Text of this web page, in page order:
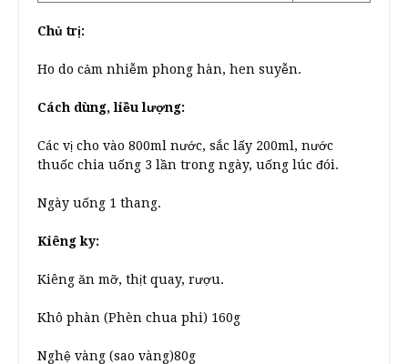
Chủ trị:
Ho do cảm nhiễm phong hàn, hen suyễn.
Cách dùng, liều lượng:
Các vị cho vào 800ml nước, sắc lấy 200ml, nước
thuốc chia uống 3 lần trong ngày, uống lúc đói.
Ngày uống 1 thang.
Kiêng ky:
Kiêng ăn mỡ, thịt quay, rượu.
Khô phàn (Phèn chua phi) 160g
Nghệ vàng (sao vàng)80g